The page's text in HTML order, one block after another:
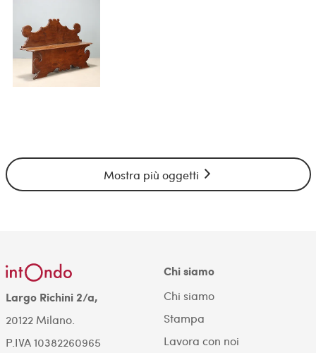
Mostra più oggetti
Largo Richini 2/a,
20122 Milano.
P.IVA 10382260965
Chi siamo
Chi siamo
Stampa
Lavora con noi